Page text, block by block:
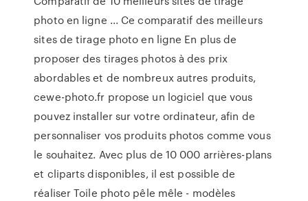
photo en ligne ... Ce comparatif des meilleurs
sites de tirage photo en ligne En plus de
proposer des tirages photos à des prix
abordables et de nombreux autres produits,
cewe-photo.fr propose un logiciel que vous
pouvez installer sur votre ordinateur, afin de
personnaliser vos produits photos comme vous
le souhaitez. Avec plus de 10 000 arrières-plans
et cliparts disponibles, il est possible de
réaliser Toile photo pêle mêle - modèles